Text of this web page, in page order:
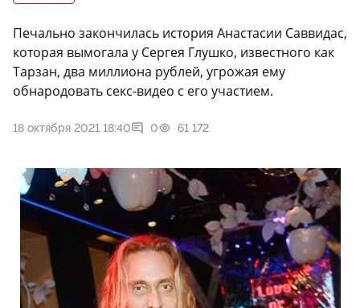
Печально закончилась история Анастасии Саввидас,
которая вымогала у Сергея Глушко, известного как
Тарзан, два миллиона рублей, угрожая ему
обнародовать секс-видео с его участием.
18 октября 2021 18:40 0 61 172